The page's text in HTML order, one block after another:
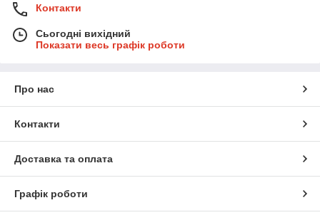
Контакти
Сьогодні вихідний
Показати весь графік роботи
Про нас
Контакти
Доставка та оплата
Графік роботи